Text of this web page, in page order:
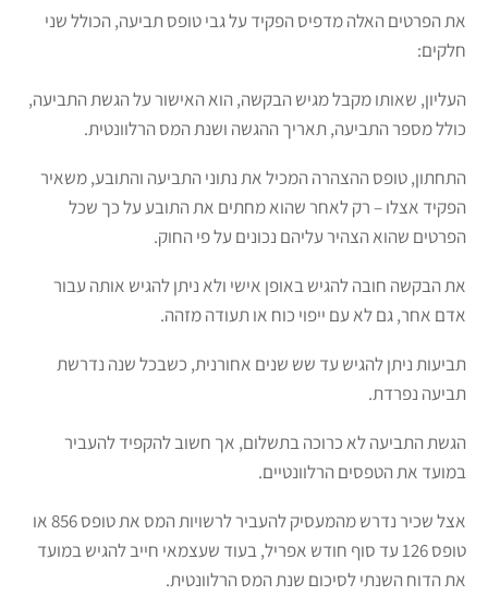
את הפרטים האלה מדפיס הפקיד על גבי טופס תביעה, הכולל שני
חלקים:
העליון, שאותו מקבל מגיש הבקשה, הוא האישור על הגשת התביעה,
כולל מספר התביעה, תאריך ההגשה ושנת המס הרלוונטית.
התחתון, טופס ההצהרה המכיל את נתוני התביעה והתובע, משאיר
הפקיד אצלו – רק לאחר שהוא מחתים את התובע על כך שכל
הפרטים שהוא הצהיר עליהם נכונים על פי החוק.
את הבקשה חובה להגיש באופן אישי ולא ניתן להגיש אותה עבור
אדם אחר, גם לא עם ייפוי כוח או תעודה מזהה.
תביעות ניתן להגיש עד שש שנים אחורנית, כשבכל שנה נדרשת
תביעה נפרדת.
הגשת התביעה לא כרוכה בתשלום, אך חשוב להקפיד להעביר
במועד את הטפסים הרלוונטיים.
אצל שכיר נדרש מהמעסיק להעביר לרשויות המס את טופס 856 או
טופס 126 עד סוף חודש אפריל, בעוד שעצמאי חייב להגיש במועד
את הדוח השנתי לסיכום שנת המס הרלוונטית.